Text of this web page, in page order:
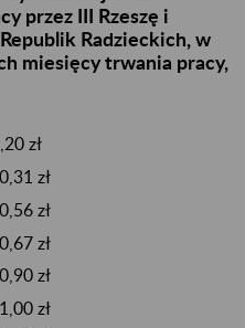
przez III Rzeszę i
Radzieckich, w
miesięcy trwania pracy,
zł
zł
zł
zł
zł
zł